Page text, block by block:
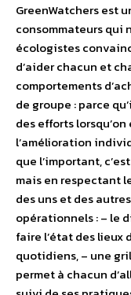
GreenWatchers est
consommateurs qui
écologistes
d’aider chacun et
comportements
de groupe : parce
des efforts
l’amélioration
que l’important,
mais en respectant
des uns et des
opérationnels : – le
faire l’état des lieux
quotidiens, – une
permet à chacun